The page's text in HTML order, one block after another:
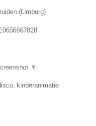
( Limburg)
▼
kinderanimatie